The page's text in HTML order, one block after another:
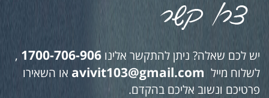
יש לכם שאלה? ניתן להתקשר אלינו 1700-706-906
,
לשלוח מייל avivit103@gmail.com או השאירו
פרטיכם ונשוב אליכם בהקדם.